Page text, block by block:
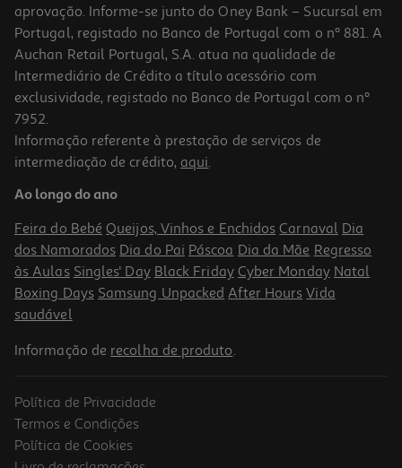
Instalação Placa Gás+forno Eléctrico
76.99 €/un
76,99 €
aprovação. Informe-se junto do Oney Bank – Sucursal em
Portugal, registado no Banco de Portugal com o nº 881. A
Auchan Retail Portugal, S.A. atua na qualidade de
Intermediário de Crédito a título acessório com
exclusividade, registado no Banco de Portugal com o nº
7952.
Informação referente à prestação de serviços de
intermediação de crédito, aqui.
Ao longo do ano
Feira do Bebé Queijos, Vinhos e Enchidos Carnaval Dia
dos Namorados Dia do Pai Páscoa Dia da Mãe Regresso
às Aulas Singles' Day Black Friday Cyber Monday Natal
Boxing Days Samsung Unpacked After Hours Vida
saudável
Informação de recolha de produto.
Política de Privacidade
Termos e Condições
Política de Cookies